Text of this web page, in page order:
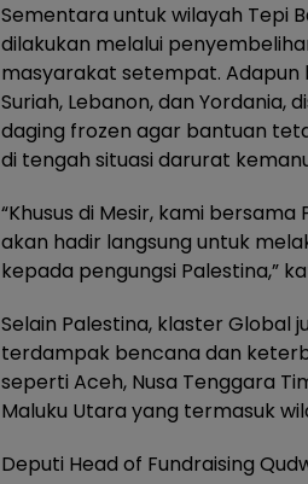
Sementara untuk wilayah Tepi
dilakukan melalui
masyarakat setempat. Adapun
Suriah, Lebanon, dan Yordania,
daging frozen agar bantuan
di tengah situasi darurat
“Khusus di Mesir, kami
akan hadir langsung untuk
kepada pengungsi Palestina,”
Selain Palestina, klaster Global
terdampak bencana dan
seperti Aceh, Nusa Tenggara
Maluku Utara yang termasuk
Deputi Head of Fundraising